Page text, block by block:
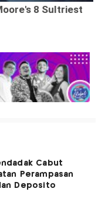
Cabut
Perampasan
Deposito